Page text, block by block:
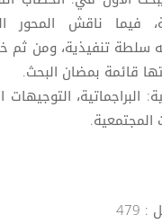
فيما ناقش المحور
سلطة تنفيذية، ومن ثم
قائمة بمضان البحث.
البراجماتية، التوجيهات
المجتمعية.